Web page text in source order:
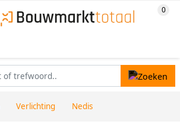
Verlichting Nedis